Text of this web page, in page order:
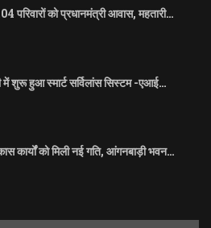
परिवारों को प्रधानमंत्री आवास, महतारी…
में शुरू हुआ स्मार्ट सर्विलांस सिस्टम -एआई…
कार्यों को मिली नई गति, आंगनबाड़ी भवन…